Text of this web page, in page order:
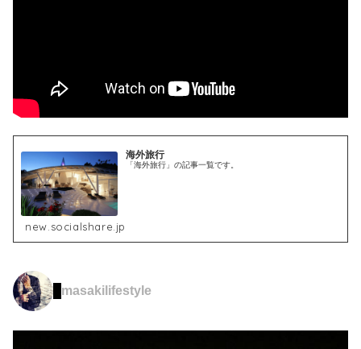
海外旅行
「海外旅行」の記事一覧です。
new.socialshare.jp
masakilifestyle